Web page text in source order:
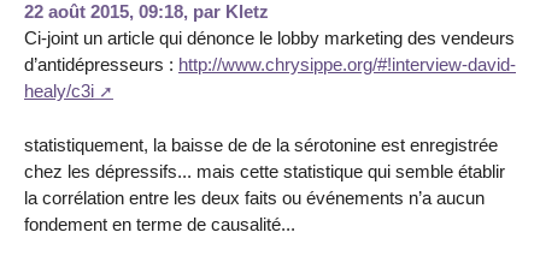
22 août 2015, 09:18, par Kletz
Ci-joint un article qui dénonce le lobby marketing des vendeurs
d’antidépresseurs : http://www.chrysippe.org/#!interview-david-
healy/c3i
statistiquement, la baisse de de la sérotonine est enregistrée
chez les dépressifs... mais cette statistique qui semble établir
la corrélation entre les deux faits ou événements n’a aucun
fondement en terme de causalité...